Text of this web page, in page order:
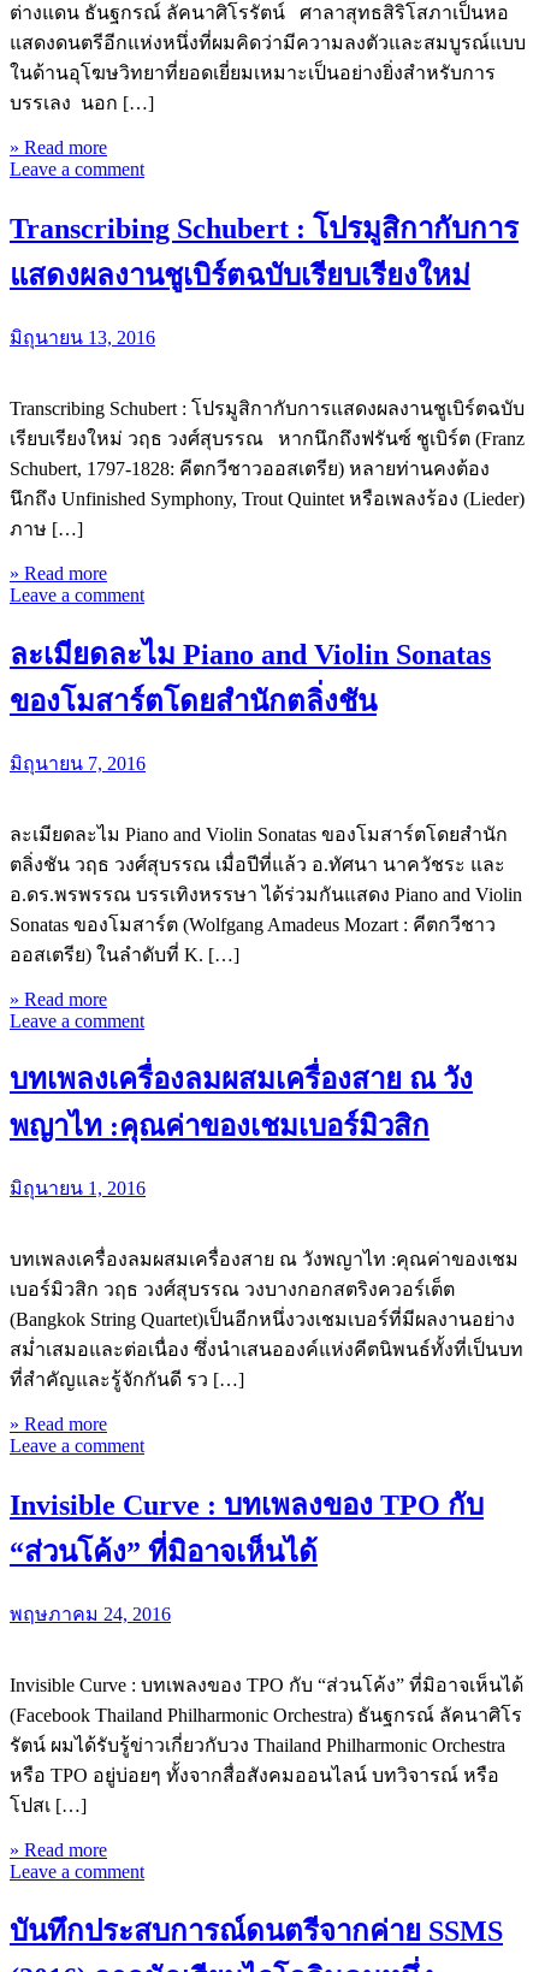
ต่างแดน ธันฐกรณ์ ลัคนาศิโรรัตน์ ศาลาสุทธสิริโสภาเป็นหอ
แสดงดนตรีอีกแห่งหนึ่งที่ผมคิดว่ามีความลงตัวและสมบูรณ์แบบ
ในด้านอุโฆษวิทยาที่ยอดเยี่ยมเหมาะเป็นอย่างยิ่งสำหรับการ
บรรเลง นอก […]
» Read more
Leave a comment
Transcribing Schubert : โปรมูสิกากับการ
แสดงผลงานชูเบิร์ตฉบับเรียบเรียงใหม่
มิถุนายน 13, 2016
Transcribing Schubert : โปรมูสิกากับการแสดงผลงานชูเบิร์ตฉบับ
เรียบเรียงใหม่ วฤธ วงศ์สุบรรณ หากนึกถึงฟรันซ์ ชูเบิร์ต (Franz
Schubert, 1797-1828: คีตกวีชาวออสเตรีย) หลายท่านคงต้อง
นึกถึง Unfinished Symphony, Trout Quintet หรือเพลงร้อง (Lieder)
ภาษ […]
» Read more
Leave a comment
ละเมียดละไม Piano and Violin Sonatas
ของโมสาร์ตโดยสำนักตลิ่งชัน
มิถุนายน 7, 2016
ละเมียดละไม Piano and Violin Sonatas ของโมสาร์ตโดยสำนัก
ตลิ่งชัน วฤธ วงศ์สุบรรณ เมื่อปีที่แล้ว อ.ทัศนา นาควัชระ และ
อ.ดร.พรพรรณ บรรเทิงหรรษา ได้ร่วมกันแสดง Piano and Violin
Sonatas ของโมสาร์ต (Wolfgang Amadeus Mozart : คีตกวีชาว
ออสเตรีย) ในลำดับที่ K. […]
» Read more
Leave a comment
บทเพลงเครื่องลมผสมเครื่องสาย ณ วัง
พญาไท :คุณค่าของเชมเบอร์มิวสิก
มิถุนายน 1, 2016
บทเพลงเครื่องลมผสมเครื่องสาย ณ วังพญาไท :คุณค่าของเชม
เบอร์มิวสิก วฤธ วงศ์สุบรรณ วงบางกอกสตริงควอร์เต็ต
(Bangkok String Quartet)เป็นอีกหนึ่งวงเชมเบอร์ที่มีผลงานอย่าง
สม่ำเสมอและต่อเนื่อง ซึ่งนำเสนอองค์แห่งคีตนิพนธ์ทั้งที่เป็นบท
ที่สำคัญและรู้จักกันดี รว […]
» Read more
Leave a comment
Invisible Curve : บทเพลงของ TPO กับ
“ส่วนโค้ง” ที่มิอาจเห็นได้
พฤษภาคม 24, 2016
Invisible Curve : บทเพลงของ TPO กับ “ส่วนโค้ง” ที่มิอาจเห็นได้
(Facebook Thailand Philharmonic Orchestra) ธันฐกรณ์ ลัคนาศิโร
รัตน์ ผมได้รับรู้ข่าวเกี่ยวกับวง Thailand Philharmonic Orchestra
หรือ TPO อยู่บ่อยๆ ทั้งจากสื่อสังคมออนไลน์ บทวิจารณ์ หรือ
โปสเ […]
» Read more
Leave a comment
บันทึกประสบการณ์ดนตรีจากค่าย SSMS